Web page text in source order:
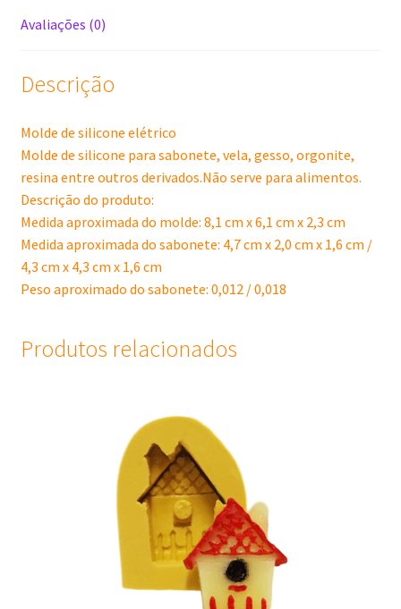
Avaliações (0)
Descrição
Molde de silicone elétrico
Molde de silicone para sabonete, vela, gesso, orgonite,
resina entre outros derivados.Não serve para alimentos.
Descrição do produto:
Medida aproximada do molde: 8,1 cm x 6,1 cm x 2,3 cm
Medida aproximada do sabonete: 4,7 cm x 2,0 cm x 1,6 cm /
4,3 cm x 4,3 cm x 1,6 cm
Peso aproximado do sabonete: 0,012 / 0,018
Produtos relacionados